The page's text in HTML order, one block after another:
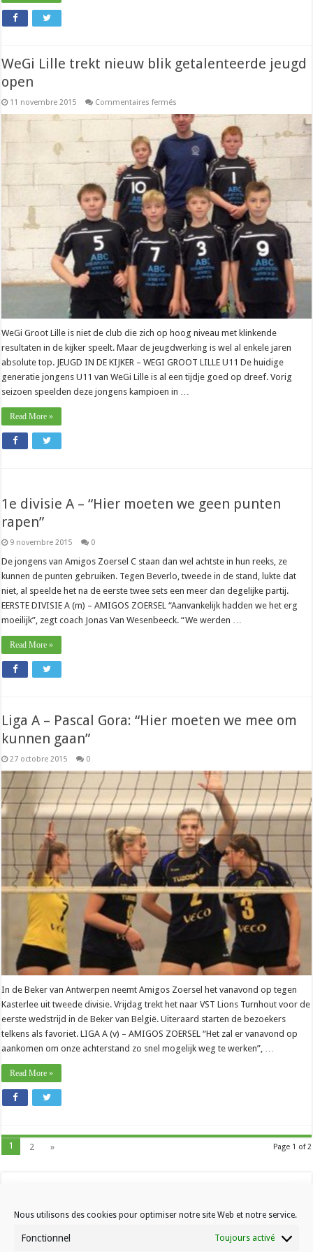
Nous utilisons des cookies pour optimiser notre site Web et notre service.
Fonctionnel Toujours activé
WeGi Lille trekt nieuw blik getalenteerde jeugd
open
11 novembre 2015 Commentaires fermés
Lille
trekt
nieuw
getalenteerde
open
WeGi Groot Lille is niet de club die zich op hoog niveau met klinkende
resultaten in de kijker speelt. Maar de jeugdwerking is wel al enkele jaren
absolute top. JEUGD IN DE KIJKER – WEGI GROOT LILLE U11 De huidige
generatie jongens U11 van WeGi Lille is al een tijdje goed op dreef. Vorig
seizoen speelden deze jongens kampioen in …
Read More »
1e divisie A – “Hier moeten we geen punten
rapen”
9 novembre 2015 0
De jongens van Amigos Zoersel C staan dan wel achtste in hun reeks, ze
kunnen de punten gebruiken. Tegen Beverlo, tweede in de stand, lukte dat
niet, al speelde het na de eerste twee sets een meer dan degelijke partij.
EERSTE DIVISIE A (m) – AMIGOS ZOERSEL “Aanvankelijk hadden we het erg
moeilijk”, zegt coach Jonas Van Wesenbeeck. “We werden …
Read More »
Liga A – Pascal Gora: “Hier moeten we mee om
kunnen gaan”
27 octobre 2015 0
In de Beker van Antwerpen neemt Amigos Zoersel het vanavond op tegen
Kasterlee uit tweede divisie. Vrijdag trekt het naar VST Lions Turnhout voor de
eerste wedstrijd in de Beker van België. Uiteraard starten de bezoekers
telkens als favoriet. LIGA A (v) – AMIGOS ZOERSEL “Het zal er vanavond op
aankomen om onze achterstand zo snel mogelijk weg te werken”, …
Read More »
Page 1 of 2
1 2 »